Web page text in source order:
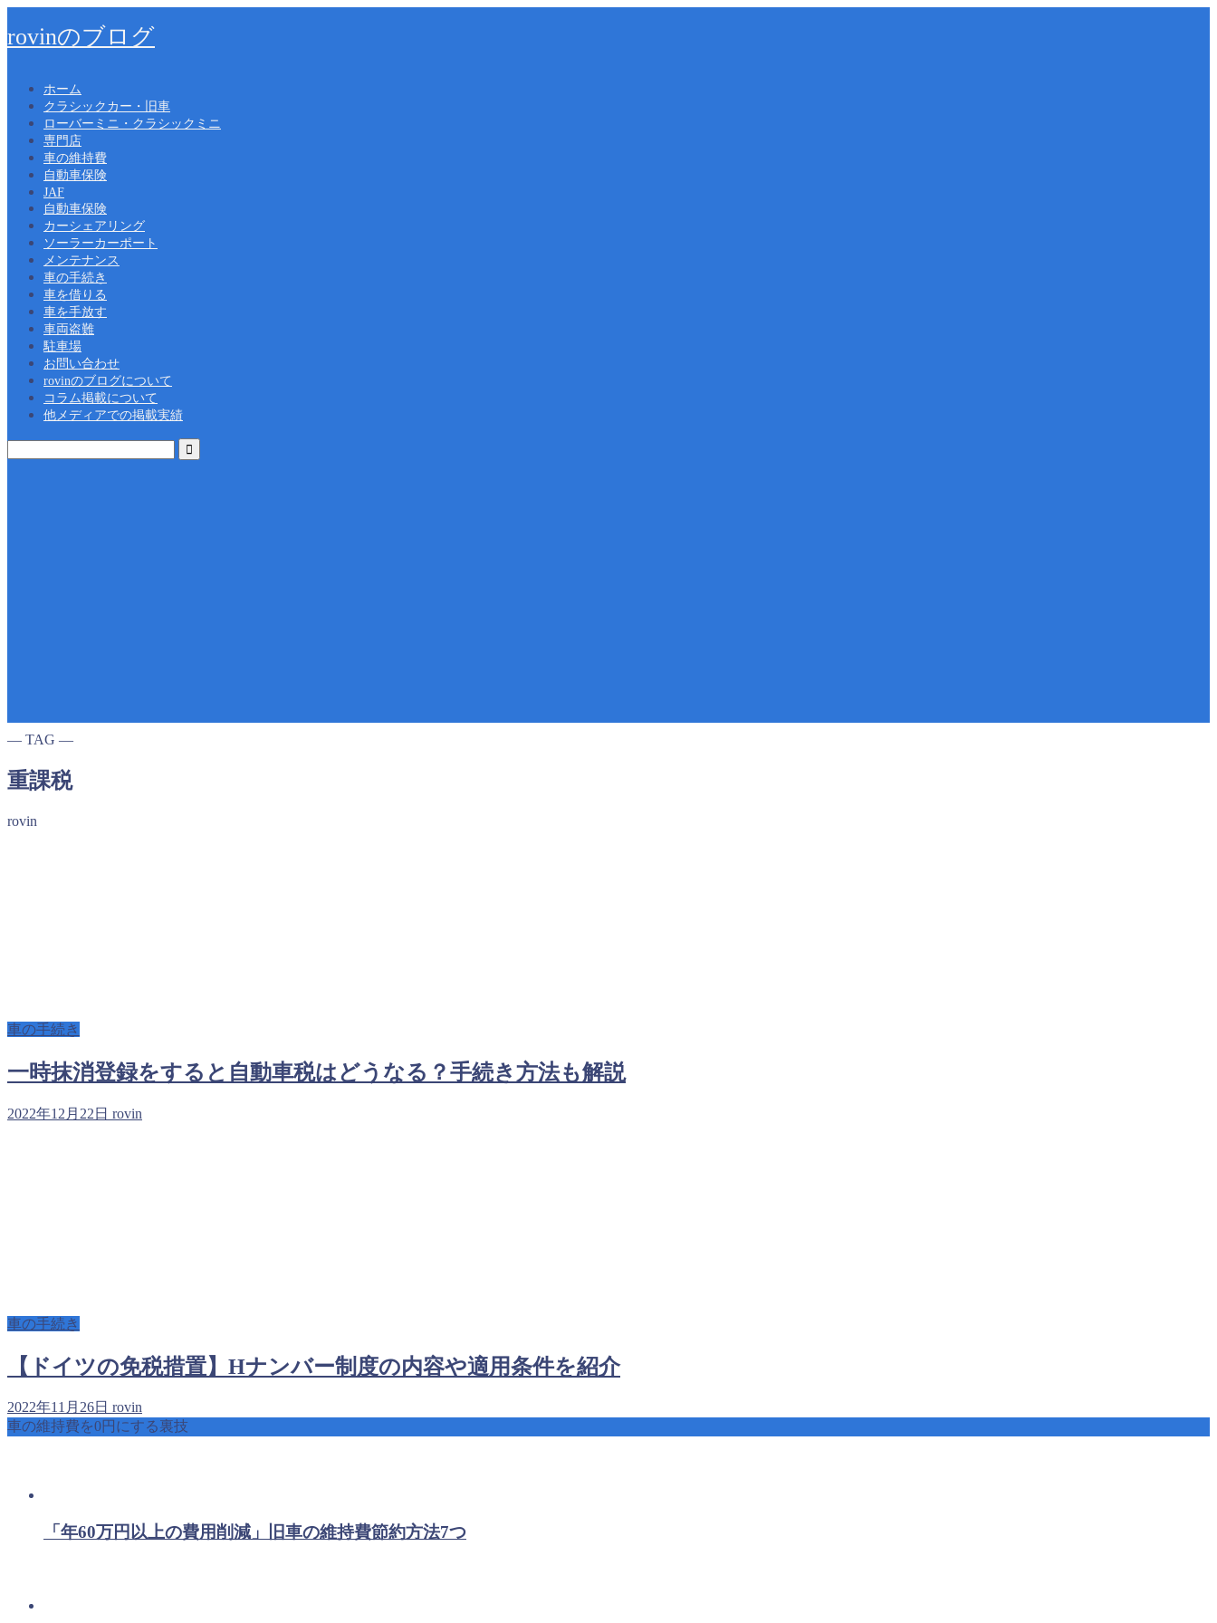
rovinのブログ
ホーム
クラシックカー・旧車
ローバーミニ・クラシックミニ
専門店
車の維持費
自動車保険
JAF
自動車保険
カーシェアリング
ソーラーカーポート
メンテナンス
車の手続き
車を借りる
車を手放す
車両盗難
駐車場
お問い合わせ
rovinのブログについて
コラム掲載について
他メディアでの掲載実績
― TAG ―
重課税
rovin
車の手続き
一時抹消登録をすると自動車税はどうなる？手続き方法も解説
2022年12月22日 rovin
車の手続き
【ドイツの免税措置】Hナンバー制度の内容や適用条件を紹介
2022年11月26日 rovin
車の維持費を0円にする裏技
「年60万円以上の費用削減」旧車の維持費節約方法7つ